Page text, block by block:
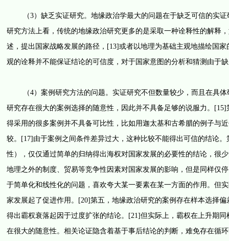
（3）缺乏实证研究。地缘政治学最大的问题在于缺乏可信的实证
研究方法上看，传统的地缘政治研究更多的是采取一种诠释性的解释
述，提出国家战略发展的路径，[13]或者以地理为基础主观地描绘国
观的诠释并不能保证结论的可信度，对于国家意图的分析和猜测由于
（4）案例研究方法的问题。实证研究不但数量较少，而且在具体
研究存在很大的案例选择的随意性，因此并不具备足够的说服力。
得采用的很多案例并不具备可比性，比如用迦太基和古希腊的例子与
较。[17]由于案例之间条件差异过大，这种比较不能得出可信的结论
性），仅仅通过简单的归纳得出海权对国家发展的必要性的结论，很
地理之外的制度、贸易等竞争性因素对国家发展的影响，但是同样仅
于简单化和线性化的问题，喜欢夸大某一要素在某一方面的作用。但
家发展起了促进作用。[20]第五，地缘政治研究的案例存在样本选择
得出霸权衰落起因于过度扩张的结论。[21]但实际上，霸权在上升期
在很大的随意性。相关论证隐含着基于事后结论的判断，难免存在循